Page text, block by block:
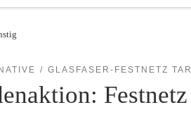
GLASFASER-FESTNETZ